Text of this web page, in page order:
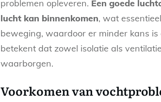
problemen opleveren. Een goede
lucht kan binnenkomen, wat
beweging, waardoor er minder kans
betekent dat zowel isolatie als
waarborgen.
Voorkomen van